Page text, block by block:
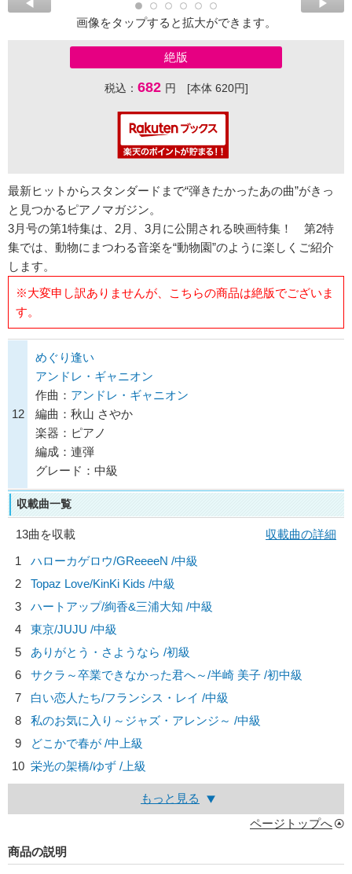
画像をタップすると拡大ができます。
絶版
税込： 682 円 [本体 620円]
最新ヒットからスタンダードまで“弾きたかったあの曲”がきっ
と見つかるピアノマガジン。
3月号の第1特集は、2月、3月に公開される映画特集！ 第2特
集では、動物にまつわる音楽を“動物園”のように楽しくご紹介
します。
※大変申し訳ありませんが、こちらの商品は絶版でございま
す。
12
めぐり逢い
アンドレ・ギャニオン
作曲： アンドレ・ギャニオン
編曲：秋山 さやか
楽器：ピアノ
編成：連弾
グレード：中級
収載曲一覧
13曲を収載
収載曲の詳細
1
ハローカゲロウ/GReeeeN /中級
2
Topaz Love/KinKi Kids /中級
3
ハートアップ/絢香&三浦大知 /中級
4
東京/JUJU /中級
5
ありがとう・さようなら /初級
6
サクラ～卒業できなかった君へ～/半崎 美子 /初中級
7
白い恋人たち/フランシス・レイ /中級
8
私のお気に入り～ジャズ・アレンジ～ /中級
9
どこかで春が /中上級
10 栄光の架橋/ゆず /上級
もっと見る
ページトップへ
商品の説明